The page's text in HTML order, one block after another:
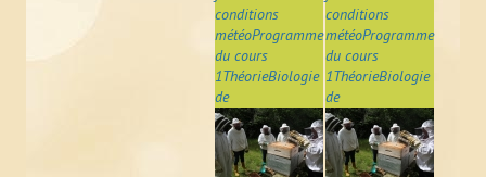
conditions
météoProgramme
du cours
1ThéorieBiologie
de
conditions
météoProgramme
du cours
1ThéorieBiologie
de